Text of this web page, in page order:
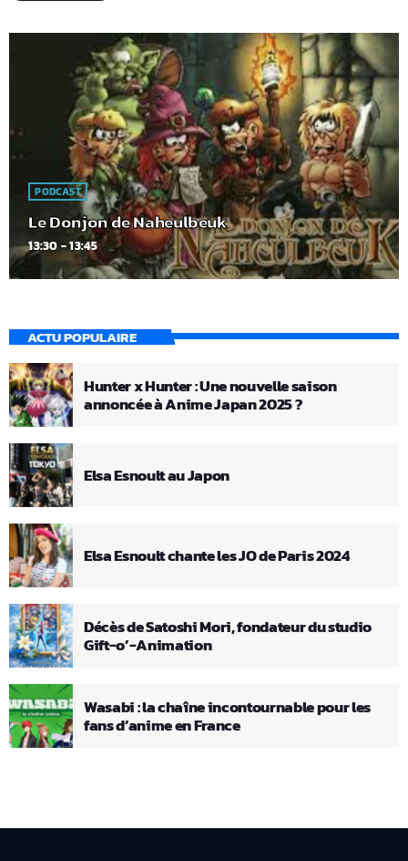
PODCAST
Le Donjon de Naheulbeuk
13:30 - 13:45
ACTU POPULAIRE
Hunter x Hunter : Une nouvelle saison
annoncée à Anime Japan 2025 ?
Elsa Esnoult au Japon
Elsa Esnoult chante les JO de Paris 2024
Décès de Satoshi Mori, fondateur du studio
Gift-o’-Animation
Wasabi : la chaîne incontournable pour les
fans d’anime en France